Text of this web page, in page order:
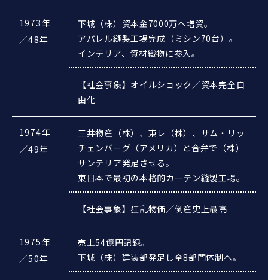
1973年
／48年
下城（株）資本金7000万へ増資。
アパレル縫製工場完成（ミシン70台）。
インテリア、資材織物に参入。
【社会事象】オイルショック／資本完全自
由化
1974年
／49年
三井物産（株）、東レ（株）、サム・リッ
チェンバーグ（アメリカ）と合弁で（株）
サンテリア発足させる。
東日本で最初の本格的カーテン縫製工場。
【社会事象】狂乱物価／倒産史上最高
1975年
／50年
売上54億円記録。
下城（株）建装部発足し全8部門体制へ。